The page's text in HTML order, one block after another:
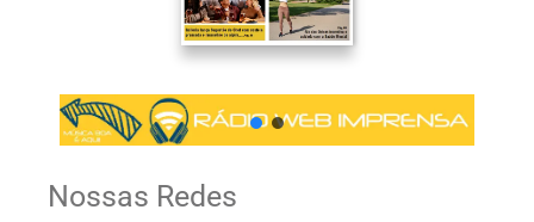
Nossas Redes